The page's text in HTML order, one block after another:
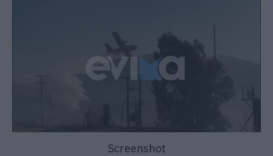
Screenshot